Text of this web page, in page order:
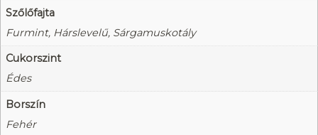
Szőlőfajta
Furmint, Hárslevelű, Sárgamuskotály
Cukorszint
Édes
Borszín
Fehér